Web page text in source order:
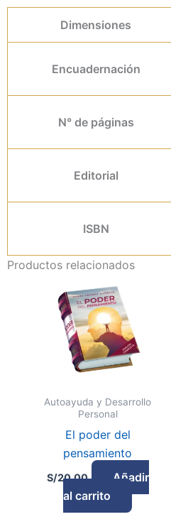
Dimensiones
Encuadernación
N° de páginas
Editorial
ISBN
Productos relacionados
Autoayuda y Desarrollo
Personal
El poder del
pensamiento
S/20.00
Añadir
al carrito